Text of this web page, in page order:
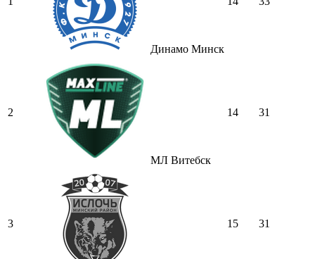
Динамо Минск
2
МЛ Витебск
14 31
3 15 31